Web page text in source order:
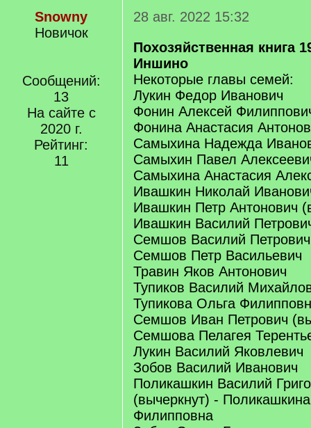
Snowny
Новичок
Сообщений:
13
На сайте с
2020 г.
Рейтинг:
11
28 авг. 2022 15:32
Похозяйственная книга
Иншино
Некоторые главы семей:
Лукин Федор Иванович
Фонин Алексей
Фонина Анастасия
Самыхина Надежда
Самыхин Павел
Самыхина Анастасия
Ивашкин Николай
Ивашкин Петр Антонович
Ивашкин Василий
Семшов Василий Петрович
Семшов Петр Васильевич
Травин Яков Антонович
Тупиков Василий
Тупикова Ольга
Семшов Иван Петрович
Семшова Пелагея
Лукин Василий Яковлевич
Зобов Василий Иванович
Поликашкин Василий
(вычеркнут) -
Филипповна